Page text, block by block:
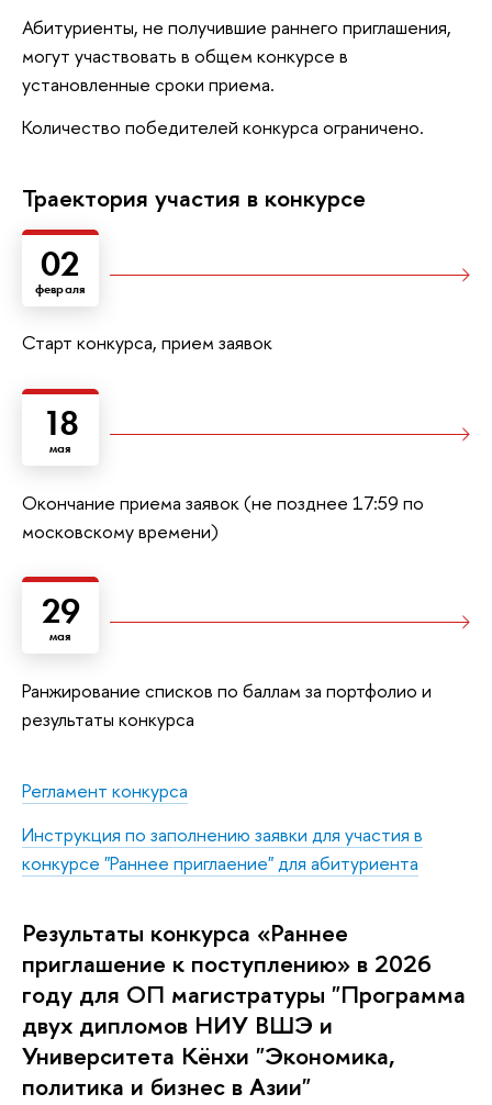
Абитуриенты, не получившие раннего приглашения,
могут участвовать в общем конкурсе в
установленные сроки приема.
Количество победителей конкурса ограничено.
Траектория участия в конкурсе
02
февраля
Старт конкурса, прием заявок
18
мая
Окончание приема заявок (не позднее 17:59 по
московскому времени)
29
мая
Ранжирование списков по баллам за портфолио и
результаты конкурса
Регламент конкурса
Инструкция по заполнению заявки для участия в
конкурсе "Раннее приглаение" для абитуриента
Результаты конкурса «Раннее
приглашение к поступлению» в 2026
году для ОП магистратуры "Программа
двух дипломов НИУ ВШЭ и
Университета Кёнхи "Экономика,
политика и бизнес в Азии"